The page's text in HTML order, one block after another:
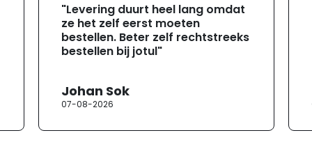
"Levering duurt heel lang omdat
ze het zelf eerst moeten
bestellen. Beter zelf rechtstreeks
bestellen bij jotul"
Johan Sok
07-08-2026